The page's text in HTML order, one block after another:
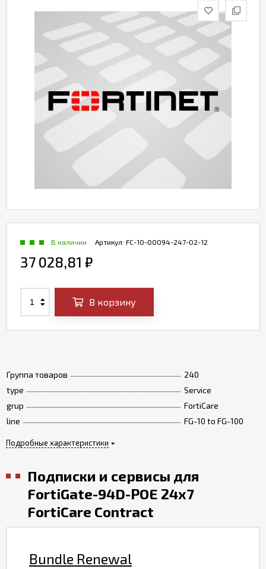
Группа товаров
240
type
Service
grup
FortiCare
line
FG-10 to FG-100
Подробные характеристики
Артикул: FC-10-00094-247-02-12
В наличии
37 028,81 ₽
В корзину
Подписки и сервисы для
FortiGate-94D-POE 24x7
FortiCare Contract
Bundle Renewal